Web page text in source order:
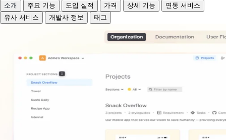
소개 주요 기능 도입 실적 가격 상세 기능
연동 서비스
유사 서비스
개발사 정보 태그